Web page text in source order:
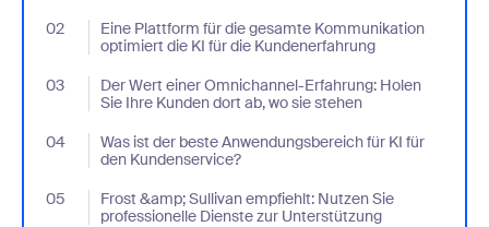
02
Eine Plattform für die gesamte Kommunikation
optimiert die KI für die Kundenerfahrung
- Jumplink to Eine Plattform für die gesamte Kommunikation
03
Der Wert einer Omnichannel-Erfahrung: Holen
Sie Ihre Kunden dort ab, wo sie stehen
- Jumplink to Der Wert einer Omnichannel-Erfahrung: Holen
04
Was ist der beste Anwendungsbereich für KI für
den Kundenservice?
- Jumplink to Was ist der beste Anwendungsbereich für KI für
05
Frost &amp; Sullivan empfiehlt: Nutzen Sie
professionelle Dienste zur Unterstützung
- Jumplink to Frost &amp; Sullivan empfiehlt: Nutzen Sie